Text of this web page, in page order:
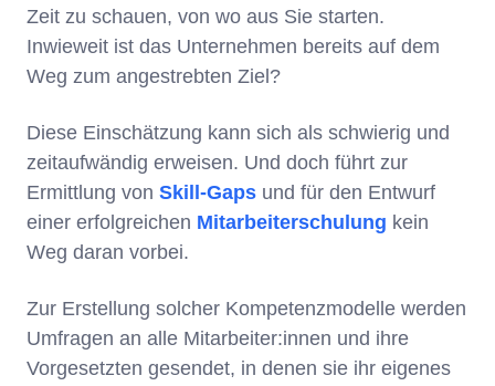
Zeit zu schauen, von wo aus Sie starten.
Inwieweit ist das Unternehmen bereits auf dem
Weg zum angestrebten Ziel?
Diese Einschätzung kann sich als schwierig und
zeitaufwändig erweisen. Und doch führt zur
Ermittlung von Skill-Gaps und für den Entwurf
einer erfolgreichen Mitarbeiterschulung kein
Weg daran vorbei.
Zur Erstellung solcher Kompetenzmodelle werden
Umfragen an alle Mitarbeiter:innen und ihre
Vorgesetzten gesendet, in denen sie ihr eigenes